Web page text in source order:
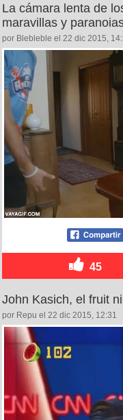
La cámara lenta de
maravillas y
por Blebleble el 22 dic 2015,
45
John Kasich, el fruit
por Repu el 22 dic 2015, 12:31